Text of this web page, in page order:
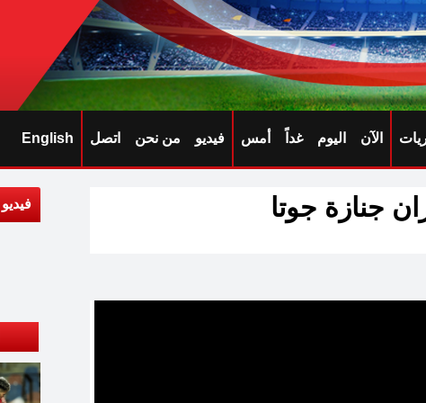
الآن اليوم غداً أمس فيديو من نحن اتصل English
جنازة جوتا فيديو